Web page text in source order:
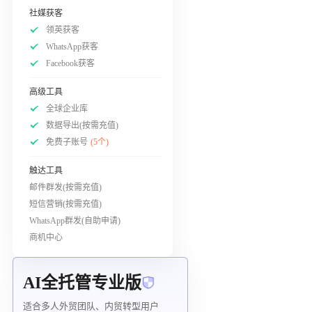
社媒获客
领英获客
WhatsApp获客
Facebook获客
高级工具
全球企业库
数据导出(按需充值)
免费子账号 (5个)
触达工具
邮件群发(按需充值)
短信营销(按需充值)
WhatsApp群发(自助申请)
商机中心
AI全托管专业版
适合多人外贸团队、内贸转型用户